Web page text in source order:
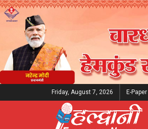
Friday, August 7, 2026 E-Paper